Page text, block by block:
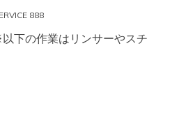
888
下の作業はリンサーやスチ